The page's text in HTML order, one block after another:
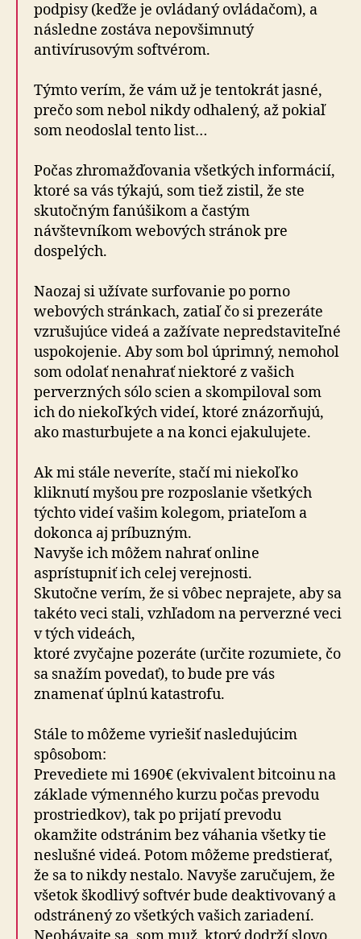
podpisy (keďže je ovládaný ovládačom), a
následne zostáva nepovšimnutý
antivírusovým softvérom.
Týmto verím, že vám už je tentokrát jasné,
prečo som nebol nikdy odhalený, až pokiaľ
som neodoslal tento list…
Počas zhromažďovania všetkých informácií,
ktoré sa vás týkajú, som tiež zistil, že ste
skutočným fanúšikom a častým
návštevníkom webových stránok pre
dospelých.
Naozaj si užívate surfovanie po porno
webových stránkach, zatiaľ čo si prezeráte
vzrušujúce videá a zažívate nepredstaviteľné
uspokojenie. Aby som bol úprimný, nemohol
som odolať nenahrať niektoré z vašich
perverzných sólo scien a skompiloval som
ich do niekoľkých videí, ktoré znázorňujú,
ako masturbujete a na konci ejakulujete.
Ak mi stále neveríte, stačí mi niekoľko
kliknutí myšou pre rozposlanie všetkých
týchto videí vašim kolegom, priateľom a
dokonca aj príbuzným.
Navyše ich môžem nahrať online
asprístupniť ich celej verejnosti.
Skutočne verím, že si vôbec neprajete, aby sa
takéto veci stali, vzhľadom na perverzné veci
v tých videách,
ktoré zvyčajne pozeráte (určite rozumiete, čo
sa snažím povedať), to bude pre vás
znamenať úplnú katastrofu.
Stále to môžeme vyriešiť nasledujúcim
spôsobom:
Prevediete mi 1690€ (ekvivalent bitcoinu na
základe výmenného kurzu počas prevodu
prostriedkov), tak po prijatí prevodu
okamžite odstránim bez váhania všetky tie
neslušné videá. Potom môžeme predstierať,
že sa to nikdy nestalo. Navyše zaručujem, že
všetok škodlivý softvér bude deaktivovaný a
odstránený zo všetkých vašich zariadení.